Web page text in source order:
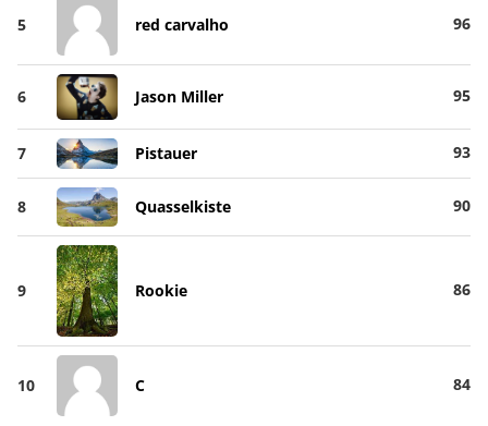
5 red carvalho 96
6 Jason Miller 95
7 Pistauer 93
8 Quasselkiste 90
9 Rookie 86
10 C 84